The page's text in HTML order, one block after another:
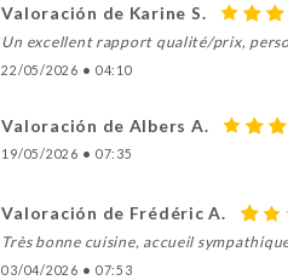
Valoración de Karine S.
Un excellent rapport qualité/prix,
22/05/2026 • 04:10
Valoración de Albers A.
19/05/2026 • 07:35
Valoración de Frédéric A.
Très bonne cuisine, accueil
03/04/2026 • 07:53